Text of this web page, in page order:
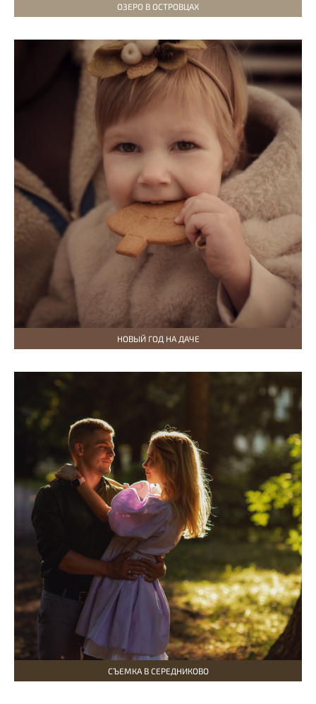
ОЗЕРО В ОСТРОВЦАХ
НОВЫЙ ГОД НА ДАЧЕ
СЪЕМКА В СЕРЕДНИКОВО